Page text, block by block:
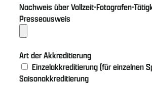
Nachweis über Vollzeit-Fotografen-
Presseausweis
Art der Akkreditierung
Einzelakkreditierung (für einzelnen
Saisonakkreditierung